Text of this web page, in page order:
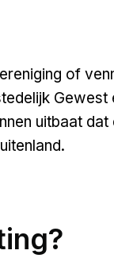
of
Gewest
uitbaat dat